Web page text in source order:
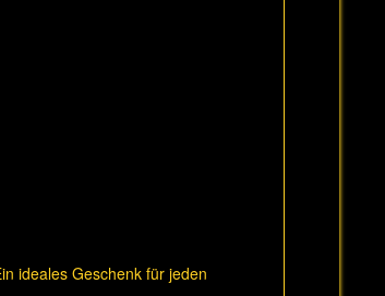
ideales Geschenk für jeden